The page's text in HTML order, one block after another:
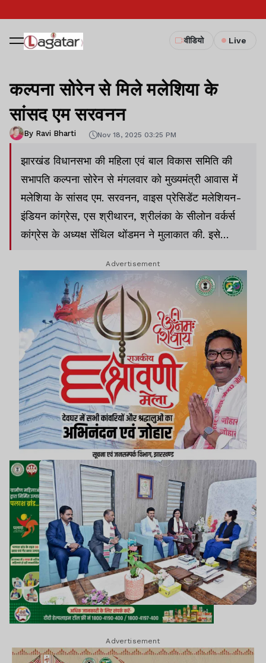
वीडियो Live
कल्पना सोरेन से मिले मलेशिया के
सांसद एम सरवनन
By Ravi Bharti Nov 18, 2025 03:25 PM
झारखंड विधानसभा की महिला एवं बाल विकास समिति की
सभापति कल्पना सोरेन से मंगलवार को मुख्यमंत्री आवास में
मलेशिया के सांसद एम. सरवनन, वाइस प्रेसिडेंट मलेशियन-
इंडियन कांग्रेस, एस श्रीथारन, श्रीलंका के सीलोन वर्कर्स
कांग्रेस के अध्यक्ष सेंथिल थोंडमन ने मुलाकात की. इसे
Advertisement
Advertisement